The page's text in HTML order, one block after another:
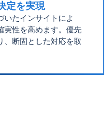
定を実現
いたインサイトによ
実性を高めます。優先
、断固とした対応を取